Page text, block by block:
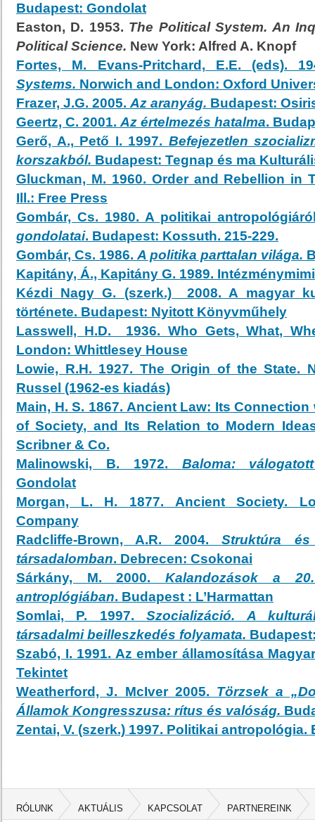
Budapest: Gondolat
Easton, D. 1953. The Political System. An
Political Science. New York: Alfred A. Knopf
Fortes, M. Evans-Pritchard, E.E. (eds).
Systems. Norwich and London: Oxford
Frazer, J.G. 2005. Az aranyág. Budapest:
Geertz, C. 2001. Az értelmezés hatalma.
Gerő, A., Pető I. 1997. Befejezetlen
korszakból. Budapest: Tegnap és ma
Gluckman, M. 1960. Order and Rebellion in
Ill.: Free Press
Gombár, Cs. 1980. A politikai
gondolatai. Budapest: Kossuth. 215-229.
Gombár, Cs. 1986. A politika parttalan világa.
Kapitány, Á., Kapitány G. 1989.
Kézdi Nagy G. (szerk.) 2008. A magyar
története. Budapest: Nyitott Könyvműhely
Lasswell, H.D. 1936. Who Gets, What,
London: Whittlesey House
Lowie, R.H. 1927. The Origin of the State.
Russel (1962-es kiadás)
Main, H. S. 1867. Ancient Law: Its
of Society, and Its Relation to Modern
Scribner & Co.
Malinowski, B. 1972. Baloma:
Gondolat
Morgan, L. H. 1877. Ancient Society.
Company
Radcliffe-Brown, A.R. 2004.Struktúra
társadalomban. Debrecen: Csokonai
Sárkány, M. 2000.Kalandozások a
antroplógiában. Budapest : L’Harmattan
Somlai, P. 1997.Szocializáció. A
társadalmi beilleszkedés folyamata.
Szabó, I. 1991. Az ember államosítása
Tekintet
Weatherford, J. McIver 2005. Törzsek a
Államok Kongresszusa: rítus és valóság.
Zentai, V. (szerk.) 1997. Politikai antropológia.
RÓLUNK AKTUÁLIS KAPCSOLAT PARTNEREINK